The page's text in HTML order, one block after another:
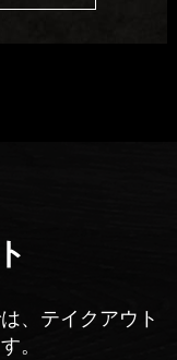
、テイクアウト
。